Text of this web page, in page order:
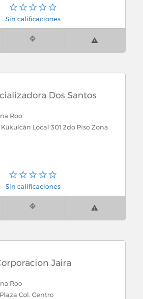
Sin calificaciones
Dos Santos
Roo
Local 301 2do Piso Zona
Sin calificaciones
Jaira
Roo
Col. Centro